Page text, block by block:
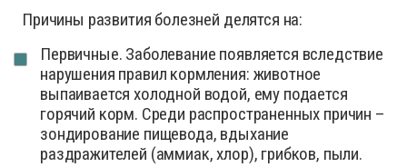
Причины развития болезней делятся на:
Первичные. Заболевание появляется вследствие
нарушения правил кормления: животное
выпаивается холодной водой, ему подается
горячий корм. Среди распространенных причин –
зондирование пищевода, вдыхание
раздражителей (аммиак, хлор), грибков, пыли.